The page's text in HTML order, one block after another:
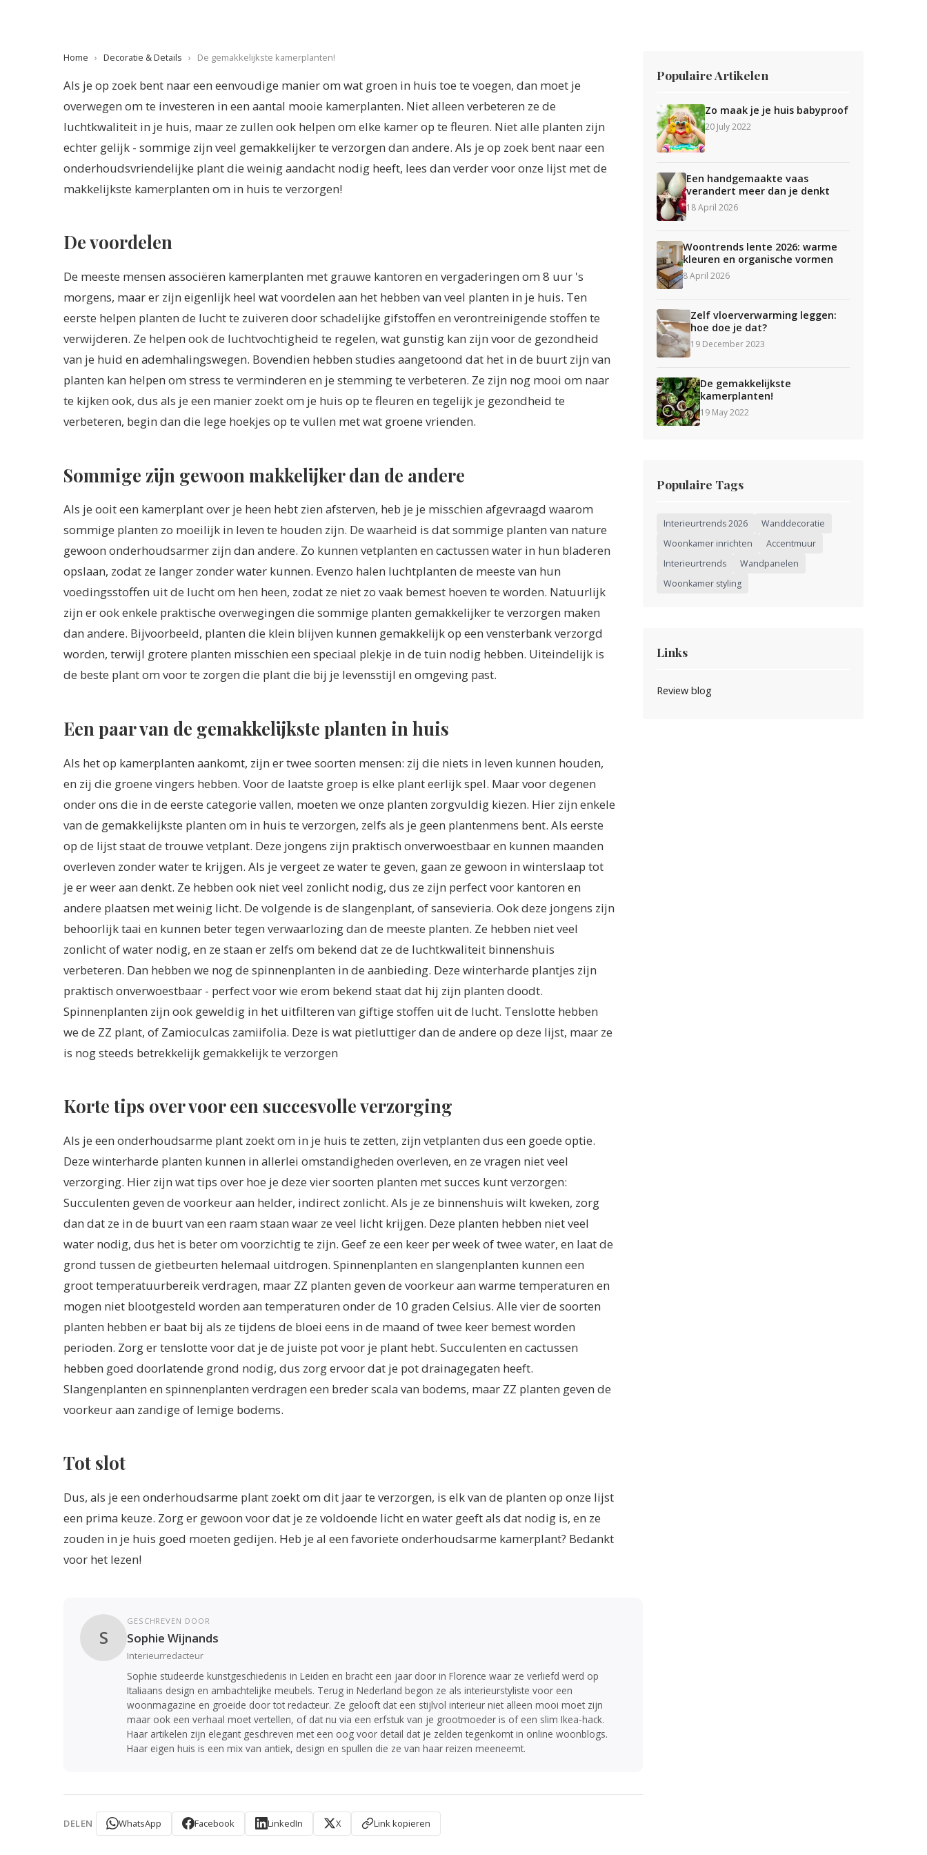
Home › Decoratie & Details › De gemakkelijkste kamerplanten!
Als je op zoek bent naar een eenvoudige manier om wat groen in huis toe te voegen, dan moet je
overwegen om te investeren in een aantal mooie kamerplanten. Niet alleen verbeteren ze de
luchtkwaliteit in je huis, maar ze zullen ook helpen om elke kamer op te fleuren. Niet alle planten zijn
echter gelijk - sommige zijn veel gemakkelijker te verzorgen dan andere. Als je op zoek bent naar een
onderhoudsvriendelijke plant die weinig aandacht nodig heeft, lees dan verder voor onze lijst met de
makkelijkste kamerplanten om in huis te verzorgen!
De voordelen
De meeste mensen associëren kamerplanten met grauwe kantoren en vergaderingen om 8 uur 's
morgens, maar er zijn eigenlijk heel wat voordelen aan het hebben van veel planten in je huis. Ten
eerste helpen planten de lucht te zuiveren door schadelijke gifstoffen en verontreinigende stoffen te
verwijderen. Ze helpen ook de luchtvochtigheid te regelen, wat gunstig kan zijn voor de gezondheid
van je huid en ademhalingswegen. Bovendien hebben studies aangetoond dat het in de buurt zijn van
planten kan helpen om stress te verminderen en je stemming te verbeteren. Ze zijn nog mooi om naar
te kijken ook, dus als je een manier zoekt om je huis op te fleuren en tegelijk je gezondheid te
verbeteren, begin dan die lege hoekjes op te vullen met wat groene vrienden.
Sommige zijn gewoon makkelijker dan de andere
Als je ooit een kamerplant over je heen hebt zien afsterven, heb je je misschien afgevraagd waarom
sommige planten zo moeilijk in leven te houden zijn. De waarheid is dat sommige planten van nature
gewoon onderhoudsarmer zijn dan andere. Zo kunnen vetplanten en cactussen water in hun bladeren
opslaan, zodat ze langer zonder water kunnen. Evenzo halen luchtplanten de meeste van hun
voedingsstoffen uit de lucht om hen heen, zodat ze niet zo vaak bemest hoeven te worden. Natuurlijk
zijn er ook enkele praktische overwegingen die sommige planten gemakkelijker te verzorgen maken
dan andere. Bijvoorbeeld, planten die klein blijven kunnen gemakkelijk op een vensterbank verzorgd
worden, terwijl grotere planten misschien een speciaal plekje in de tuin nodig hebben. Uiteindelijk is
de beste plant om voor te zorgen die plant die bij je levensstijl en omgeving past.
Een paar van de gemakkelijkste planten in huis
Als het op kamerplanten aankomt, zijn er twee soorten mensen: zij die niets in leven kunnen houden,
en zij die groene vingers hebben. Voor de laatste groep is elke plant eerlijk spel. Maar voor degenen
onder ons die in de eerste categorie vallen, moeten we onze planten zorgvuldig kiezen. Hier zijn enkele
van de gemakkelijkste planten om in huis te verzorgen, zelfs als je geen plantenmens bent. Als eerste
op de lijst staat de trouwe vetplant. Deze jongens zijn praktisch onverwoestbaar en kunnen maanden
overleven zonder water te krijgen. Als je vergeet ze water te geven, gaan ze gewoon in winterslaap tot
je er weer aan denkt. Ze hebben ook niet veel zonlicht nodig, dus ze zijn perfect voor kantoren en
andere plaatsen met weinig licht. De volgende is de slangenplant, of sansevieria. Ook deze jongens zijn
behoorlijk taai en kunnen beter tegen verwaarlozing dan de meeste planten. Ze hebben niet veel
zonlicht of water nodig, en ze staan er zelfs om bekend dat ze de luchtkwaliteit binnenshuis
verbeteren. Dan hebben we nog de spinnenplanten in de aanbieding. Deze winterharde plantjes zijn
praktisch onverwoestbaar - perfect voor wie erom bekend staat dat hij zijn planten doodt.
Spinnenplanten zijn ook geweldig in het uitfilteren van giftige stoffen uit de lucht. Tenslotte hebben
we de ZZ plant, of Zamioculcas zamiifolia. Deze is wat pietluttiger dan de andere op deze lijst, maar ze
is nog steeds betrekkelijk gemakkelijk te verzorgen
Korte tips over voor een succesvolle verzorging
Als je een onderhoudsarme plant zoekt om in je huis te zetten, zijn vetplanten dus een goede optie.
Deze winterharde planten kunnen in allerlei omstandigheden overleven, en ze vragen niet veel
verzorging. Hier zijn wat tips over hoe je deze vier soorten planten met succes kunt verzorgen:
Succulenten geven de voorkeur aan helder, indirect zonlicht. Als je ze binnenshuis wilt kweken, zorg
dan dat ze in de buurt van een raam staan waar ze veel licht krijgen. Deze planten hebben niet veel
water nodig, dus het is beter om voorzichtig te zijn. Geef ze een keer per week of twee water, en laat de
grond tussen de gietbeurten helemaal uitdrogen. Spinnenplanten en slangenplanten kunnen een
groot temperatuurbereik verdragen, maar ZZ planten geven de voorkeur aan warme temperaturen en
mogen niet blootgesteld worden aan temperaturen onder de 10 graden Celsius. Alle vier de soorten
planten hebben er baat bij als ze tijdens de bloei eens in de maand of twee keer bemest worden
perioden. Zorg er tenslotte voor dat je de juiste pot voor je plant hebt. Succulenten en cactussen
hebben goed doorlatende grond nodig, dus zorg ervoor dat je pot drainagegaten heeft.
Slangenplanten en spinnenplanten verdragen een breder scala van bodems, maar ZZ planten geven de
voorkeur aan zandige of lemige bodems.
Tot slot
Dus, als je een onderhoudsarme plant zoekt om dit jaar te verzorgen, is elk van de planten op onze lijst
een prima keuze. Zorg er gewoon voor dat je ze voldoende licht en water geeft als dat nodig is, en ze
zouden in je huis goed moeten gedijen. Heb je al een favoriete onderhoudsarme kamerplant? Bedankt
voor het lezen!
S
GESCHREVEN DOOR
Sophie Wijnands
Interieurredacteur
Sophie studeerde kunstgeschiedenis in Leiden en bracht een jaar door in Florence waar ze verliefd werd op
Italiaans design en ambachtelijke meubels. Terug in Nederland begon ze als interieurstyliste voor een
woonmagazine en groeide door tot redacteur. Ze gelooft dat een stijlvol interieur niet alleen mooi moet zijn
maar ook een verhaal moet vertellen, of dat nu via een erfstuk van je grootmoeder is of een slim Ikea-hack.
Haar artikelen zijn elegant geschreven met een oog voor detail dat je zelden tegenkomt in online woonblogs.
Haar eigen huis is een mix van antiek, design en spullen die ze van haar reizen meeneemt.
DELEN WhatsApp Facebook LinkedIn X Link kopieren
Populaire Artikelen
Zo maak je je huis babyproof
20 July 2022
Een handgemaakte vaas
verandert meer dan je denkt
18 April 2026
Woontrends lente 2026: warme
kleuren en organische vormen
8 April 2026
Zelf vloerverwarming leggen:
hoe doe je dat?
19 December 2023
De gemakkelijkste
kamerplanten!
19 May 2022
Populaire Tags
Interieurtrends 2026
Wanddecoratie
Woonkamer inrichten
Accentmuur
Interieurtrends
Wandpanelen
Woonkamer styling
Links
Review blog